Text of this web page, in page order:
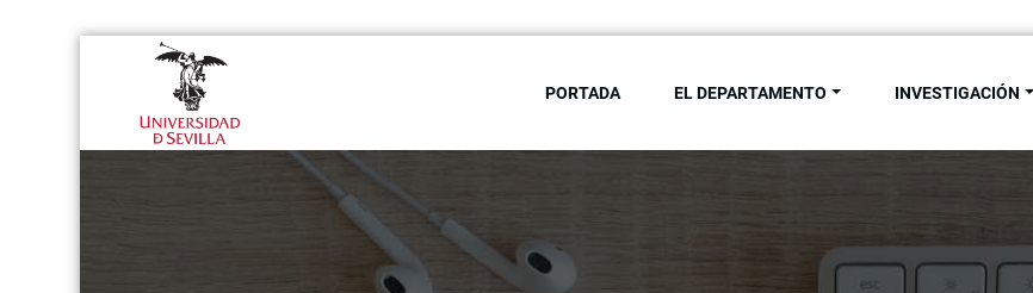
contenido
PORTADA EL DEPARTAMENTO INVESTIGACIÓN